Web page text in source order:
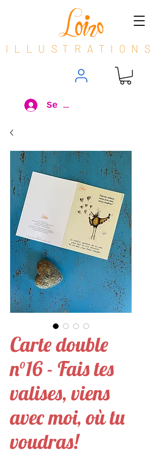
ILLUSTRATIONS
Se connecter
Carte double
n°16 - Fais tes
valises, viens
avec moi, où tu
voudras!